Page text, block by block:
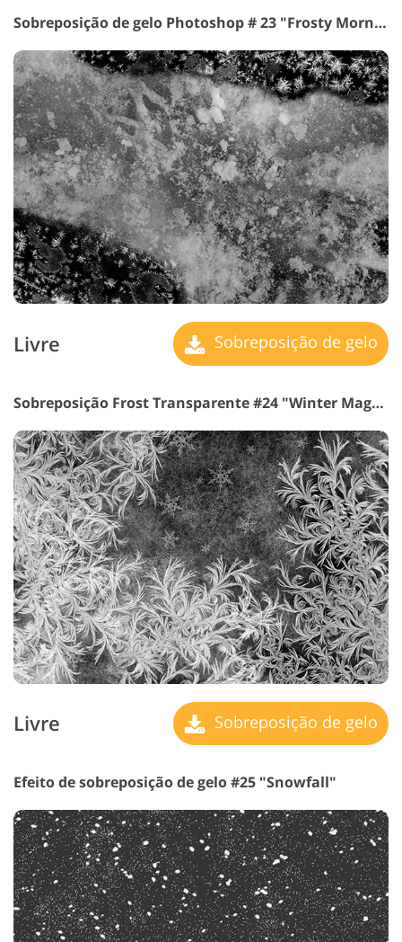
Sobreposição de gelo Photoshop # 23 "Frosty Morning"
Livre Sobreposição de gelo
Sobreposição Frost Transparente #24 "Winter Magnificence"
Livre Sobreposição de gelo
Efeito de sobreposição de gelo #25 "Snowfall"